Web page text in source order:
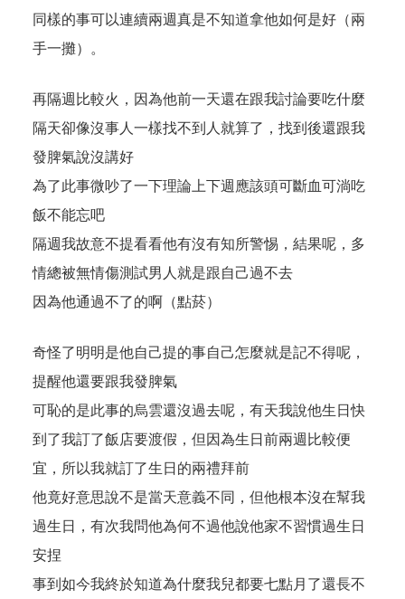
同樣的事可以連續兩週真是不知道拿他如何是好（兩
手一攤）。
再隔週比較火，因為他前一天還在跟我討論要吃什麼
隔天卻像沒事人一樣找不到人就算了，找到後還跟我
發脾氣說沒講好
為了此事微吵了一下理論上下週應該頭可斷血可淌吃
飯不能忘吧
隔週我故意不提看看他有沒有知所警惕，結果呢，多
情總被無情傷測試男人就是跟自己過不去
因為他通過不了的啊（點菸）
奇怪了明明是他自己提的事自己怎麼就是記不得呢，
提醒他還要跟我發脾氣
可恥的是此事的烏雲還沒過去呢，有天我說他生日快
到了我訂了飯店要渡假，但因為生日前兩週比較便
宜，所以我就訂了生日的兩禮拜前
他竟好意思說不是當天意義不同，但他根本沒在幫我
過生日，有次我問他為何不過他說他家不習慣過生日
安捏
事到如今我終於知道為什麼我兒都要七點月了還長不